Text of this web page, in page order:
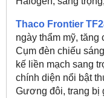
Thaco Frontier
ngày thẩm mỹ,
Cụm đèn chiếu
kế liền mạch sang
chính diện nổi bật
Gương đôi, trang bị